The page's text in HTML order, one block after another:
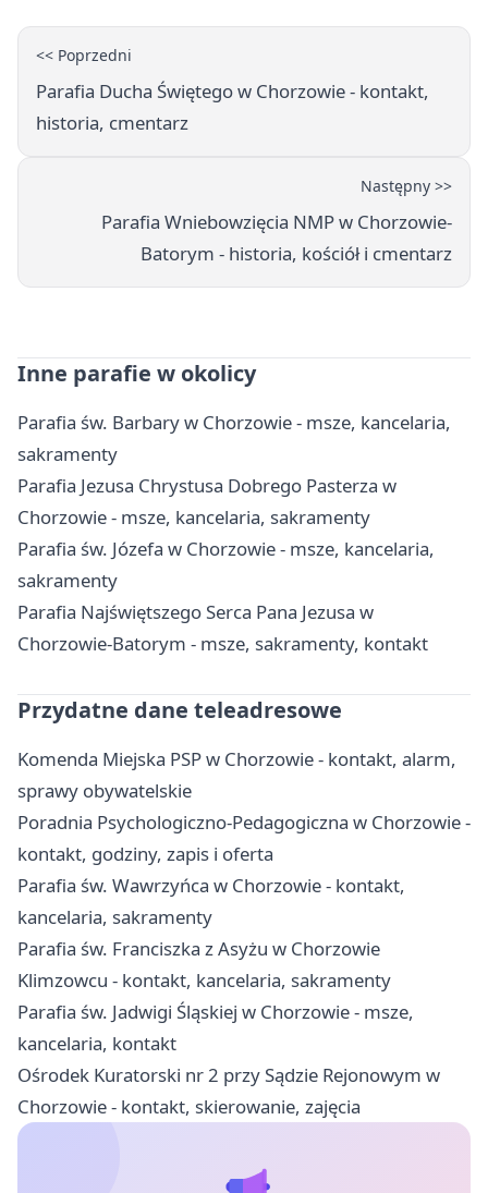
<< Poprzedni
Parafia Ducha Świętego w Chorzowie - kontakt,
historia, cmentarz
Następny >>
Parafia Wniebowzięcia NMP w Chorzowie-
Batorym - historia, kościół i cmentarz
Inne parafie w okolicy
Parafia św. Barbary w Chorzowie - msze, kancelaria,
sakramenty
Parafia Jezusa Chrystusa Dobrego Pasterza w
Chorzowie - msze, kancelaria, sakramenty
Parafia św. Józefa w Chorzowie - msze, kancelaria,
sakramenty
Parafia Najświętszego Serca Pana Jezusa w
Chorzowie-Batorym - msze, sakramenty, kontakt
Przydatne dane teleadresowe
Komenda Miejska PSP w Chorzowie - kontakt, alarm,
sprawy obywatelskie
Poradnia Psychologiczno-Pedagogiczna w Chorzowie -
kontakt, godziny, zapis i oferta
Parafia św. Wawrzyńca w Chorzowie - kontakt,
kancelaria, sakramenty
Parafia św. Franciszka z Asyżu w Chorzowie
Klimzowcu - kontakt, kancelaria, sakramenty
Parafia św. Jadwigi Śląskiej w Chorzowie - msze,
kancelaria, kontakt
Ośrodek Kuratorski nr 2 przy Sądzie Rejonowym w
Chorzowie - kontakt, skierowanie, zajęcia